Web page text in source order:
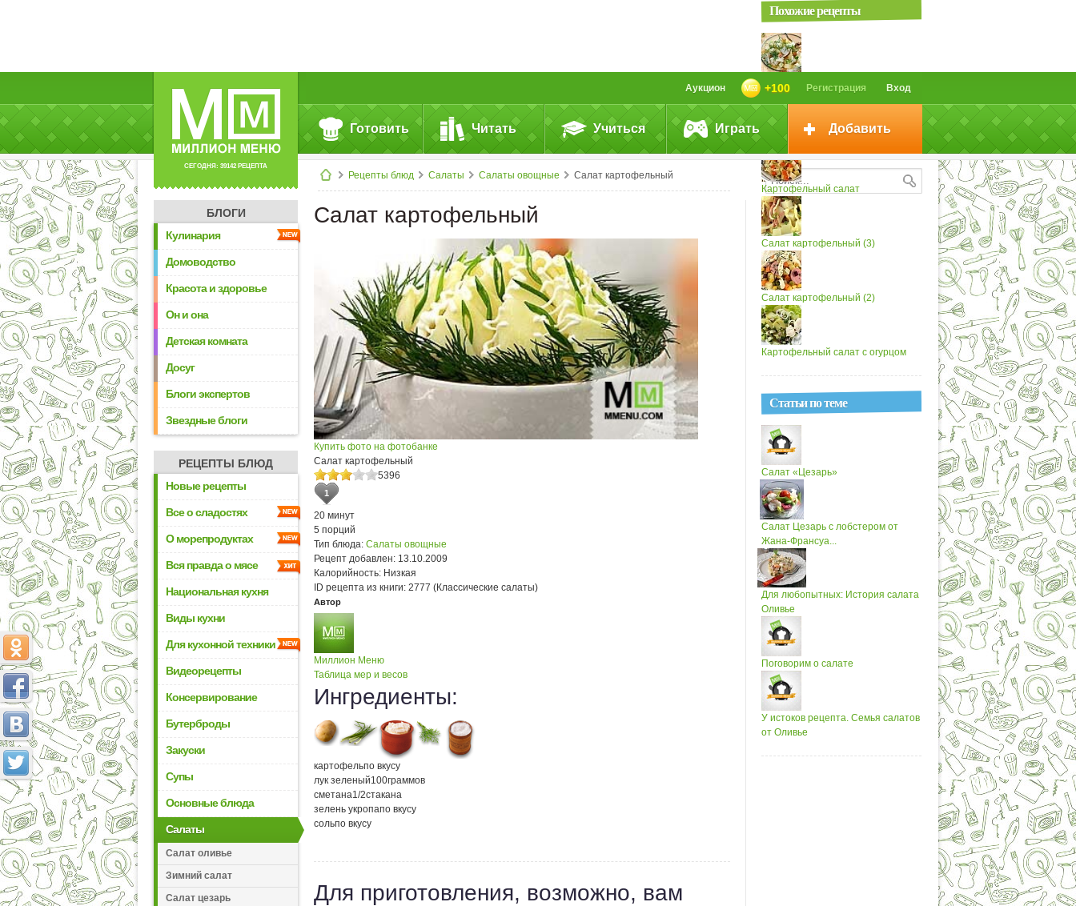
СЕГОДНЯ: 39142 РЕЦЕПТА
Вход
Регистрация
+100
Аукцион
Готовить Читать Учиться Играть Добавить
Рецепты блюд Салаты Салаты овощные Салат картофельный
БЛОГИ
Кулинария
Домоводство
Красота и здоровье
Он и она
Детская комната
Досуг
Блоги экспертов
Звездные блоги
РЕЦЕПТЫ БЛЮД
Новые рецепты
Все о сладостях
О морепродуктах
Вся правда о мясе
Национальная кухня
Виды кухни
Для кухонной техники
Видеорецепты
Консервирование
Бутерброды
Закуски
Супы
Основные блюда
Салаты
Салат оливье
Зимний салат
Салат цезарь
Салат картофельный
Купить фото на фотобанке
Салат картофельный
5396
1
20 минут
5 порций
Тип блюда: Салаты овощные
Рецепт добавлен: 13.10.2009
Калорийность: Низкая
ID рецепта из книги: 2777 (Классические салаты)
Автор
Миллион Меню
Таблица мер и весов
Ингредиенты:
картофельпо вкусу
лук зеленый100граммов
сметана1/2стакана
зелень укропапо вкусу
сольпо вкусу
Для приготовления, возможно, вам
Похожие рецепты
Картофельный салат (4)
Картофельный салат
Салат картофельный (3)
Салат картофельный (2)
Картофельный салат с огурцом
Статьи по теме
Салат «Цезарь»
Салат Цезарь с лобстером от
Жана-Франсуа...
Для любопытных: История салата
Оливье
Поговорим о салате
У истоков рецепта. Семья салатов
от Оливье